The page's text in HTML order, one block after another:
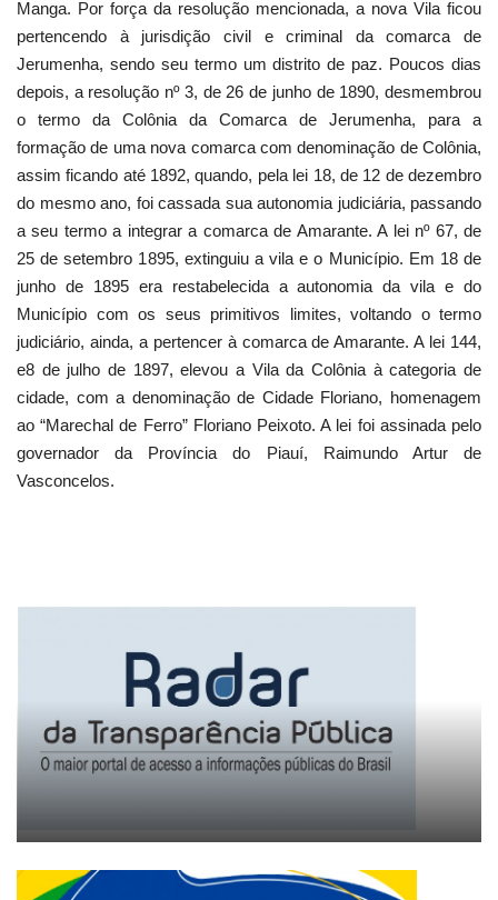
Manga. Por força da resolução mencionada, a nova Vila ficou
pertencendo à jurisdição civil e criminal da comarca de
Jerumenha, sendo seu termo um distrito de paz. Poucos dias
depois, a resolução nº 3, de 26 de junho de 1890, desmembrou
o termo da Colônia da Comarca de Jerumenha, para a
formação de uma nova comarca com denominação de Colônia,
assim ficando até 1892, quando, pela lei 18, de 12 de dezembro
do mesmo ano, foi cassada sua autonomia judiciária, passando
a seu termo a integrar a comarca de Amarante. A lei nº 67, de
25 de setembro 1895, extinguiu a vila e o Município. Em 18 de
junho de 1895 era restabelecida a autonomia da vila e do
Município com os seus primitivos limites, voltando o termo
judiciário, ainda, a pertencer à comarca de Amarante. A lei 144,
e8 de julho de 1897, elevou a Vila da Colônia à categoria de
cidade, com a denominação de Cidade Floriano, homenagem
ao “Marechal de Ferro” Floriano Peixoto. A lei foi assinada pelo
governador da Província do Piauí, Raimundo Artur de
Vasconcelos.